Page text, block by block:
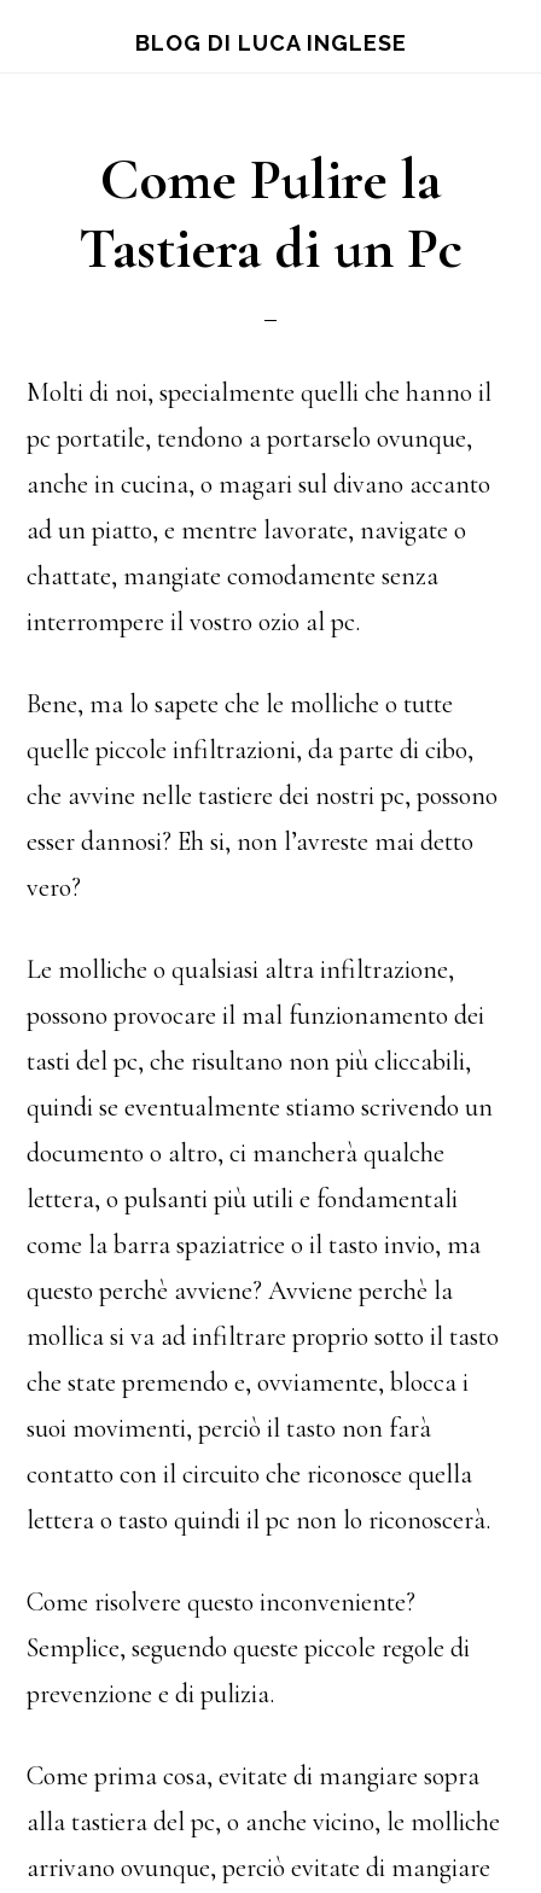
BLOG DI LUCA INGLESE
Come Pulire la
Tastiera di un Pc
Molti di noi, specialmente quelli che hanno il
pc portatile, tendono a portarselo ovunque,
anche in cucina, o magari sul divano accanto
ad un piatto, e mentre lavorate, navigate o
chattate, mangiate comodamente senza
interrompere il vostro ozio al pc.
Bene, ma lo sapete che le molliche o tutte
quelle piccole infiltrazioni, da parte di cibo,
che avvine nelle tastiere dei nostri pc, possono
esser dannosi? Eh si, non l’avreste mai detto
vero?
Le molliche o qualsiasi altra infiltrazione,
possono provocare il mal funzionamento dei
tasti del pc, che risultano non più cliccabili,
quindi se eventualmente stiamo scrivendo un
documento o altro, ci mancherà qualche
lettera, o pulsanti più utili e fondamentali
come la barra spaziatrice o il tasto invio, ma
questo perchè avviene? Avviene perchè la
mollica si va ad infiltrare proprio sotto il tasto
che state premendo e, ovviamente, blocca i
suoi movimenti, perciò il tasto non farà
contatto con il circuito che riconosce quella
lettera o tasto quindi il pc non lo riconoscerà.
Come risolvere questo inconveniente?
Semplice, seguendo queste piccole regole di
prevenzione e di pulizia.
Come prima cosa, evitate di mangiare sopra
alla tastiera del pc, o anche vicino, le molliche
arrivano ovunque, perciò evitate di mangiare